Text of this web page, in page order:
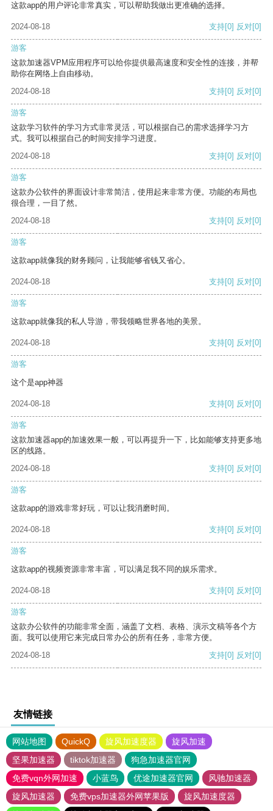
这款app的用户评论非常真实，可以帮助我做出更准确的选择。
2024-08-18 支持[0] 反对[0]
游客
这款加速器VPM应用程序可以给你提供最高速度和安全性的连接，并帮
助你在网络上自由移动。
2024-08-18
支持[0] 反对[0]
游客
这款学习软件的学习方式非常灵活，可以根据自己的需求选择学习方
式。我可以根据自己的时间安排学习进度。
2024-08-18
支持[0] 反对[0]
游客
这款办公软件的界面设计非常简洁，使用起来非常方便。功能的布局也
很合理，一目了然。
2024-08-18
支持[0] 反对[0]
游客
这款app就像我的财务顾问，让我能够省钱又省心。
2024-08-18 支持[0] 反对[0]
游客
这款app就像我的私人导游，带我领略世界各地的美景。
2024-08-18 支持[0] 反对[0]
游客
这个是app神器
2024-08-18 支持[0] 反对[0]
游客
这款加速器app的加速效果一般，可以再提升一下，比如能够支持更多地
区的线路。
2024-08-18
支持[0] 反对[0]
游客
这款app的游戏非常好玩，可以让我消磨时间。
2024-08-18 支持[0] 反对[0]
游客
这款app的视频资源非常丰富，可以满足我不同的娱乐需求。
2024-08-18 支持[0] 反对[0]
游客
这款办公软件的功能非常全面，涵盖了文档、表格、演示文稿等各个方
面。我可以使用它来完成日常办公的所有任务，非常方便。
2024-08-18
支持[0] 反对[0]
友情链接
网站地图 QuickQ 旋风加速度器
旋风加速
坚果加速器
tiktok加速器
狗急加速器官网
免费vqn外网加速
小蓝鸟 优途加速器官网
风驰加速器
旋风加速器
免费vps加速器外网苹果版
旋风加速度器